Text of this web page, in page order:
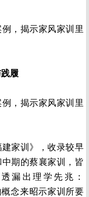
，揭示家风家训里
履
，揭示家风家训里
家训》，收录较早
期的蔡襄家训，皆
漏出理学先兆：
念来昭示家训所要